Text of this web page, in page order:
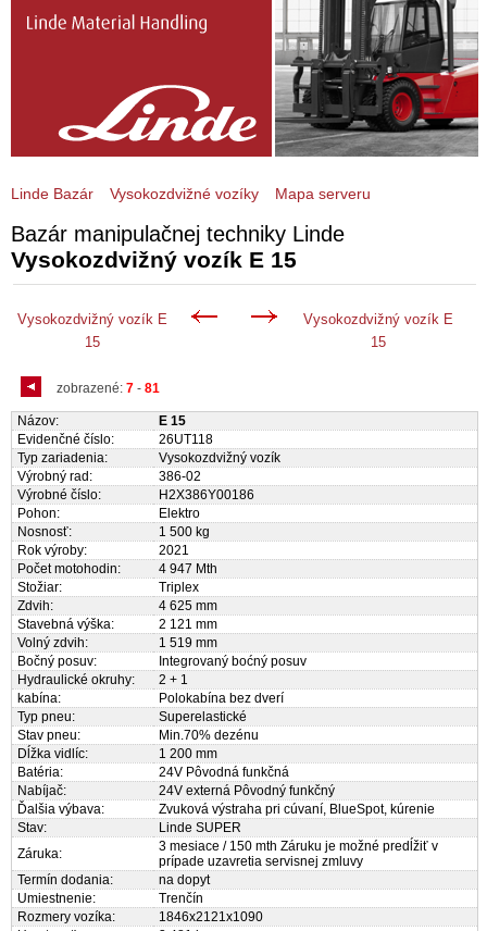
Bazár manipulačnej techniky Linde
Vysokozdvižný vozík E 15
Vysokozdvižný vozík E
15
Vysokozdvižný vozík E
15
zobrazené: 7- 81
Názov:
E 15
Evidenčné číslo:
26UT118
Typ zariadenia:
Vysokozdvižný vozík
Výrobný rad:
386-02
Výrobné číslo:
H2X386Y00186
Pohon:
Elektro
Nosnosť:
1 500 kg
Rok výroby:
2021
Počet motohodin:
4 947 Mth
Stožiar:
Triplex
Zdvih:
4 625 mm
Stavebná výška:
2 121 mm
Volný zdvih:
1 519 mm
Bočný posuv:
Integrovaný boćný posuv
Hydraulické okruhy:
2 + 1
kabína:
Polokabína bez dverí
Typ pneu:
Superelastické
Stav pneu:
Min.70% dezénu
Dĺžka vidlíc:
1 200 mm
Batéria:
24V Pôvodná funkčná
Nabíjač:
24V externá Pôvodný funkčný
Ďalšia výbava:
Zvuková výstraha pri cúvaní, BlueSpot, kúrenie
Stav:
Linde SUPER
Záruka:
3 mesiace / 150 mth Záruku je možné predĺžiť v
prípade uzavretia servisnej zmluvy
Termín dodania:
na dopyt
Umiestnenie:
Trenčín
Rozmery vozíka:
1846x2121x1090
Linde Bazár Vysokozdvižné vozíky Mapa serveru